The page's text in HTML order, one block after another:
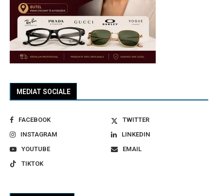
MEDIAT SOCIALE
FACEBOOK
TWITTER
INSTAGRAM
LINKEDIN
YOUTUBE
EMAIL
TIKTOK